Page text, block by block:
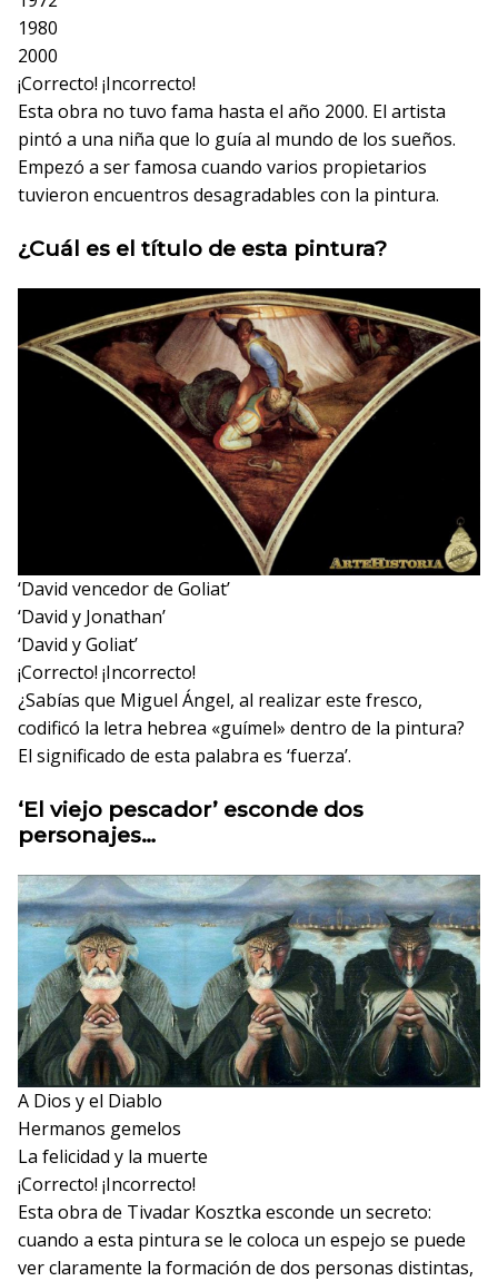
1980
2000
¡Correcto! ¡Incorrecto!
Esta obra no tuvo fama hasta el año 2000. El artista
pintó a una niña que lo guía al mundo de los sueños.
Empezó a ser famosa cuando varios propietarios
tuvieron encuentros desagradables con la pintura.
¿Cuál es el título de esta pintura?
‘David vencedor de Goliat’
‘David y Jonathan’
‘David y Goliat’
¡Correcto! ¡Incorrecto!
¿Sabías que Miguel Ángel, al realizar este fresco,
codificó la letra hebrea «guímel» dentro de la pintura?
El significado de esta palabra es ‘fuerza’.
‘El viejo pescador’ esconde dos
personajes…
A Dios y el Diablo
Hermanos gemelos
La felicidad y la muerte
¡Correcto! ¡Incorrecto!
Esta obra de Tivadar Kosztka esconde un secreto:
cuando a esta pintura se le coloca un espejo se puede
ver claramente la formación de dos personas distintas,